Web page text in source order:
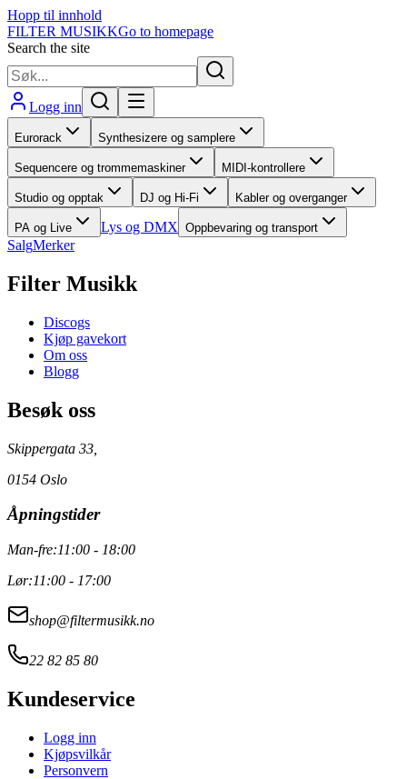
Hopp til innhold
FILTER MUSIKKGo to homepage
Search the site
Logg inn
Eurorack Synthesizere og samplere
Sequencere og trommemaskiner MIDI-kontrollere
Studio og opptak DJ og Hi-Fi Kabler og overganger
PA og Live Lys og DMX Oppbevaring og transport
SalgMerker
Filter Musikk
Discogs
Kjøp gavekort
Om oss
Blogg
Besøk oss
Skippergata 33,
0154 Oslo
Åpningstider
Man-fre:11:00 - 18:00
Lør:11:00 - 17:00
shop@filtermusikk.no
22 82 85 80
Kundeservice
Logg inn
Kjøpsvilkår
Personvern